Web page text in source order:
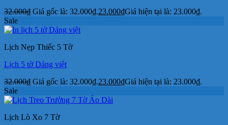
32.000₫ Giá gốc là: 32.000₫.23.000₫Giá hiện tại là: 23.000₫.
Sale
Lịch Nẹp Thiếc 5 Tờ
Lịch 5 tờ Dáng việt
32.000₫ Giá gốc là: 32.000₫.23.000₫Giá hiện tại là: 23.000₫.
Sale
Lịch Lò Xo 7 Tờ